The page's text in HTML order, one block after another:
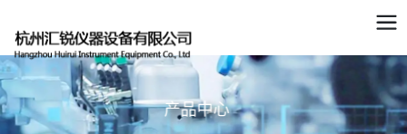
产品中心